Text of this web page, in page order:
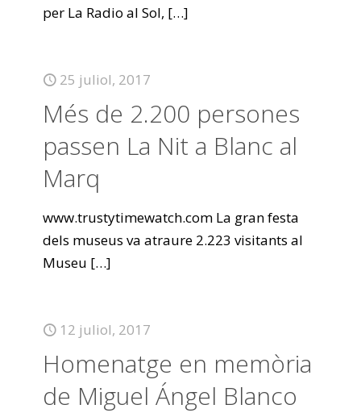
per La Radio al Sol, […]
25 juliol, 2017
Més de 2.200 persones
passen La Nit a Blanc al
Marq
www.trustytimewatch.com La gran festa
dels museus va atraure 2.223 visitants al
Museu […]
12 juliol, 2017
Homenatge en memòria
de Miguel Ángel Blanco